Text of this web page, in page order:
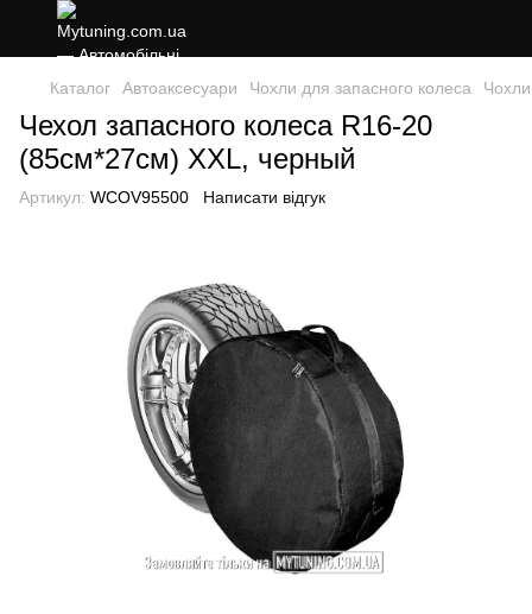
Каталог Автоаксесуари Чохли для запасного колеса
Чехол запасного колеса R16-20
(85см*27см) XXL, черный
Артикул: WCOV95500 Написати відгук